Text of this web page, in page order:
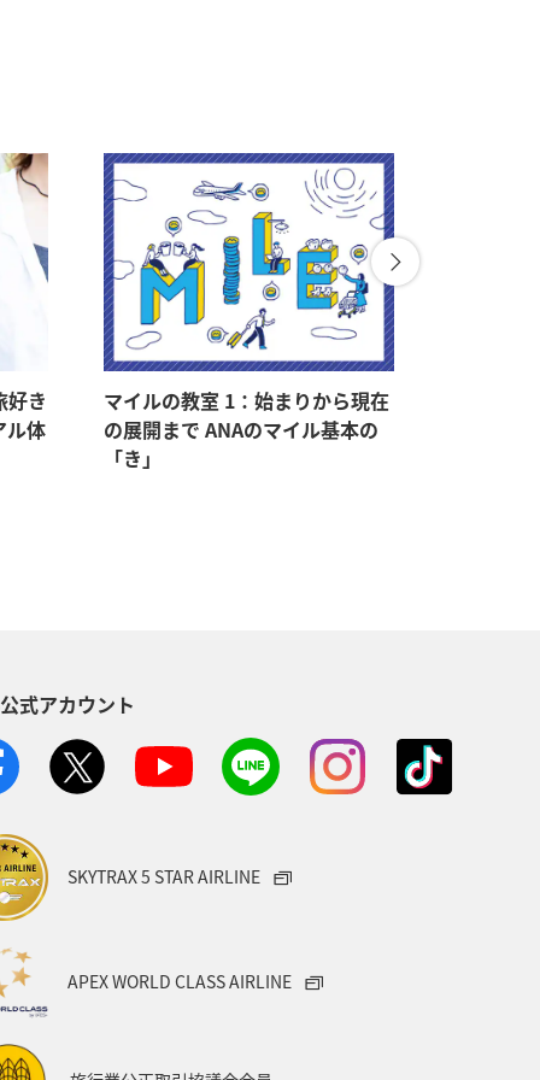
好き
ル体
マイルの教室 1：始まりから現在
の展開まで ANAのマイル基本の
「き」
式アカウント
SKYTRAX 5 STAR AIRLINE
APEX WORLD CLASS AIRLINE